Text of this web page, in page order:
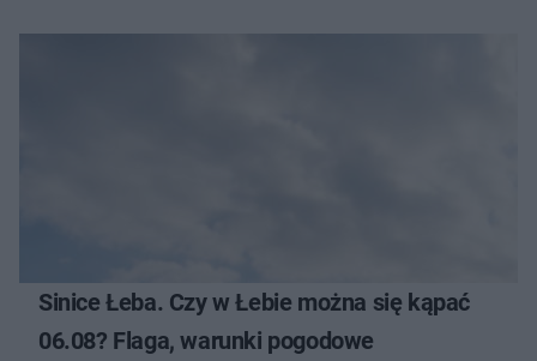
Sinice Łeba. Czy w Łebie można się kąpać
06.08? Flaga, warunki pogodowe